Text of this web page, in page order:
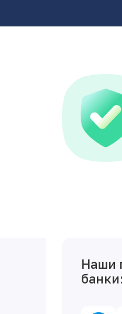
Наши
банки: